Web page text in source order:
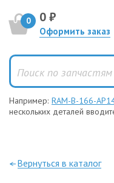
0 0 ₽
Оформить заказ
Например: RAM-B-166-
нескольких деталей
—Вернуться в каталог